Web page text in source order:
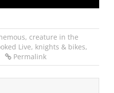
, creature in the
Live, knights & bikes,
Permalink